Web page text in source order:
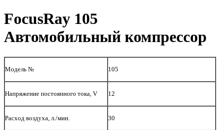
FocusRay 105
Автомобильный компрессор
Модель № 105
Напряжение постоянного тока, V 12
Расход воздуха, л./мин. 30